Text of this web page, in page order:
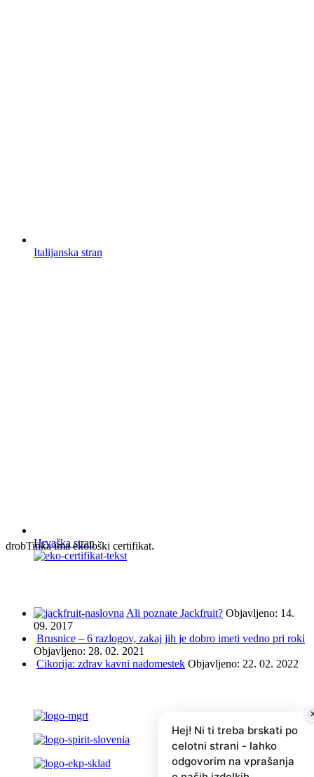
Italijanska stran
Hrvaška stran
drobTinka ima ekološki certifikat.
Ali poznate Jackfruit? Objavljeno: 14.
09. 2017
Brusnice – 6 razlogov, zakaj jih je dobro imeti vedno pri roki
Objavljeno: 28. 02. 2021
Cikorija: zdrav kavni nadomestek Objavljeno: 22. 02. 2022
Hej! Ni ti treba brskati po
celotni strani - lahko
odgovorim na vprašanja